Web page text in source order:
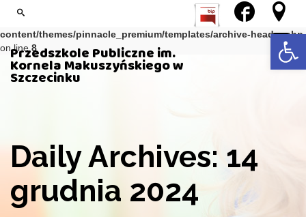
Przedszkole Publiczne im.
Kornela Makuszyńskiego w
Szczecinku
: Trying to get property of non-object in/var/www/kmprz/wp-
content/themes/pinnacle_premium/templates/archive-header.php
on line 8
Daily Archives: 14
grudnia 2024